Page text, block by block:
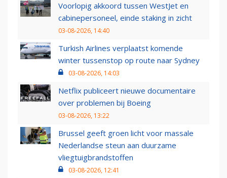
Voorlopig akkoord tussen WestJet en
cabinepersoneel, einde staking in zicht
03-08-2026, 14:40
Turkish Airlines verplaatst komende
winter tussenstop op route naar Sydney
03-08-2026, 14:03
Netflix publiceert nieuwe documentaire
over problemen bij Boeing
03-08-2026, 13:22
Brussel geeft groen licht voor massale
Nederlandse steun aan duurzame
vliegtuigbrandstoffen
03-08-2026, 12:41